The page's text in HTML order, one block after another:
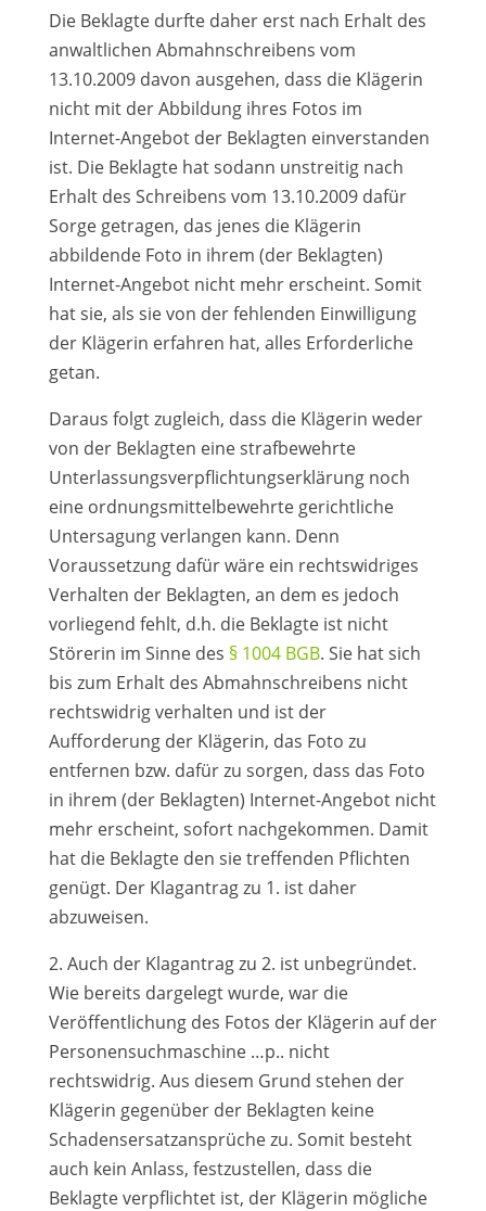
Die Beklagte durfte daher erst nach Erhalt des
anwaltlichen Abmahnschreibens vom
13.10.2009 davon ausgehen, dass die Klägerin
nicht mit der Abbildung ihres Fotos im
Internet-Angebot der Beklagten einverstanden
ist. Die Beklagte hat sodann unstreitig nach
Erhalt des Schreibens vom 13.10.2009 dafür
Sorge getragen, das jenes die Klägerin
abbildende Foto in ihrem (der Beklagten)
Internet-Angebot nicht mehr erscheint. Somit
hat sie, als sie von der fehlenden Einwilligung
der Klägerin erfahren hat, alles Erforderliche
getan.
Daraus folgt zugleich, dass die Klägerin weder
von der Beklagten eine strafbewehrte
Unterlassungsverpflichtungserklärung noch
eine ordnungsmittelbewehrte gerichtliche
Untersagung verlangen kann. Denn
Voraussetzung dafür wäre ein rechtswidriges
Verhalten der Beklagten, an dem es jedoch
vorliegend fehlt, d.h. die Beklagte ist nicht
Störerin im Sinne des § 1004 BGB. Sie hat sich
bis zum Erhalt des Abmahnschreibens nicht
rechtswidrig verhalten und ist der
Aufforderung der Klägerin, das Foto zu
entfernen bzw. dafür zu sorgen, dass das Foto
in ihrem (der Beklagten) Internet-Angebot nicht
mehr erscheint, sofort nachgekommen. Damit
hat die Beklagte den sie treffenden Pflichten
genügt. Der Klagantrag zu 1. ist daher
abzuweisen.
2. Auch der Klagantrag zu 2. ist unbegründet.
Wie bereits dargelegt wurde, war die
Veröffentlichung des Fotos der Klägerin auf der
Personensuchmaschine …p.. nicht
rechtswidrig. Aus diesem Grund stehen der
Klägerin gegenüber der Beklagten keine
Schadensersatzansprüche zu. Somit besteht
auch kein Anlass, festzustellen, dass die
Beklagte verpflichtet ist, der Klägerin mögliche